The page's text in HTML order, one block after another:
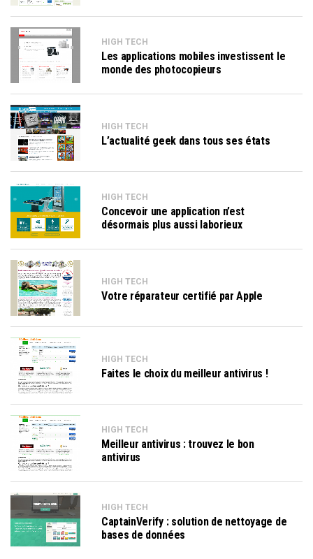
HIGH TECH
Les applications mobiles investissent le
monde des photocopieurs
HIGH TECH
L’actualité geek dans tous ses états
HIGH TECH
Concevoir une application n’est
désormais plus aussi laborieux
HIGH TECH
Votre réparateur certifié par Apple
HIGH TECH
Faites le choix du meilleur antivirus !
HIGH TECH
Meilleur antivirus : trouvez le bon
antivirus
HIGH TECH
CaptainVerify : solution de nettoyage de
bases de données